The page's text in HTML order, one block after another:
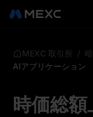
MEXC 取引所 /
AIアプリケーション
時価総